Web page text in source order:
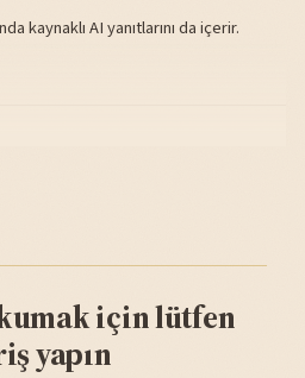
kaynaklı AI yanıtlarını da içerir.
için lütfen
yapın